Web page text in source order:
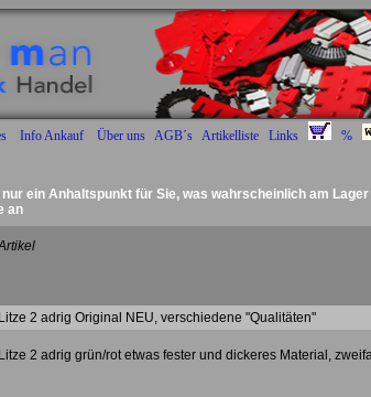
Info Ankauf Über uns AGB´s Artikelliste Links %
ein Anhaltspunkt für Sie, was wahrscheinlich am
an
Litze 2 adrig Original NEU, verschiedene "Qualitäten"
Litze 2 adrig grün/rot etwas fester und dickeres Material,